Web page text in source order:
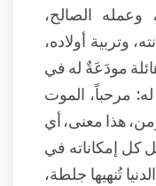
وعمله الصالح،
وتربية أولاده،
مودَعَةٌ له في
مرحباً، الموت
هذا معنى، أي
كل إمكاناته في
تُنهيها جلطة،